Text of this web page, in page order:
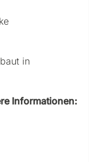
in
Informationen: